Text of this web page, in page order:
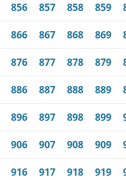
856 857 858 859
866 867 868 869
876 877 878 879
886 887 888 889
896 897 898 899
906 907 908 909
916 917 918 919